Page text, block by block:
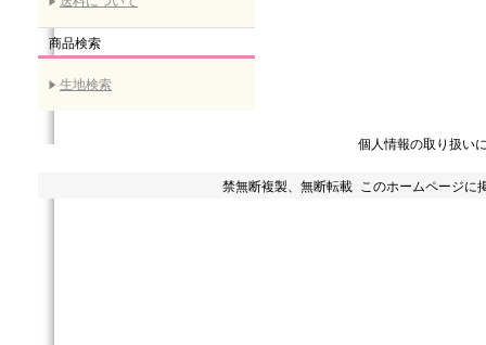
商品検索
生地検索
個人情報の取り扱い
禁無断複製、無断転載 このホームページに